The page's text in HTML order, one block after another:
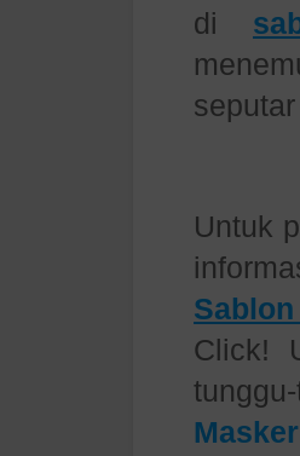
di
seputar
Untuk
Click!